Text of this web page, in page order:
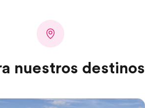
nuestros destinos